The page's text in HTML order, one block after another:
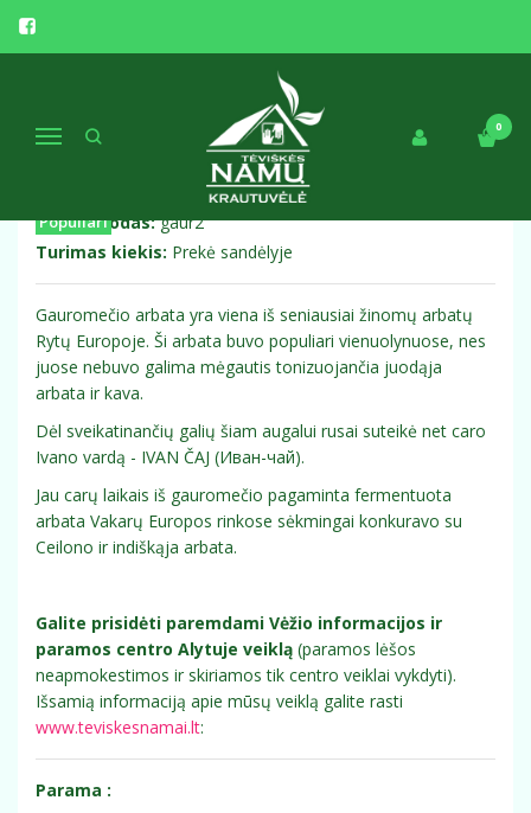
Navigacija
0
Pagrindinis
SIAURALAPIS GAUROMETIS 40 gr (dvigubos fermentacijos )
SIAURALAPIS GAUROMETIS 40 GR
(DVIGUBOS FERMENTACIJOS )
Populiari
Prekės kodas: gaur2
Turimas kiekis: Prekė sandėlyje
Gauromečio arbata yra viena iš seniausiai žinomų arbatų
Rytų Europoje. Ši arbata buvo populiari vienuolynuose, nes
juose nebuvo galima mėgautis tonizuojančia juodąja
arbata ir kava.
Dėl sveikatinančių galių šiam augalui rusai suteikė net caro
Ivano vardą - IVAN ČAJ (Иван-чай).
Jau carų laikais iš gauromečio pagaminta fermentuota
arbata Vakarų Europos rinkose sėkmingai konkuravo su
Ceilono ir indiškąja arbata.
Galite prisidėti paremdami Vėžio informacijos ir
paramos centro Alytuje veiklą (paramos lėšos
neapmokestimos ir skiriamos tik centro veiklai vykdyti).
Išsamią informaciją apie mūsų veiklą galite rasti
www.teviskesnamai.lt:
Parama :